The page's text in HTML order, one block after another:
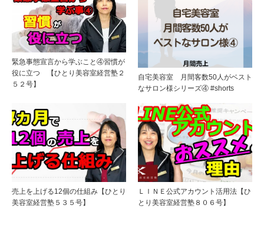
緊急事態宣言から学ぶこと④習慣が
役に立つ 【ひとり美容室経営塾２
５２号】
自宅美容室 月間客数50人がベスト
なサロン様シリーズ④ #shorts
売上を上げる12個の仕組み【ひとり
美容室経営塾５３５号】
ＬＩＮＥ公式アカウント活用法【ひ
とり美容室経営塾８０６号】